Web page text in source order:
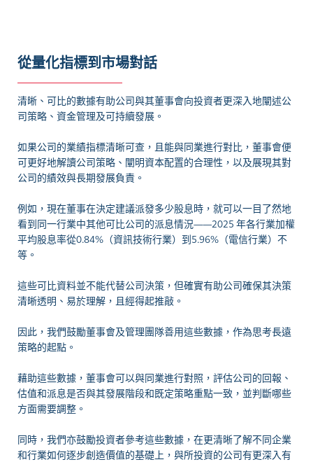
從量化指標到市場對話
清晰、可比的數據有助公司與其董事會向投資者更深入地闡述公
司策略、資金管理及可持續發展。
如果公司的業績指標清晰可查，且能與同業進行對比，董事會便
可更好地解讀公司策略、闡明資本配置的合理性，以及展現其對
公司的績效與長期發展負責。
例如，現在董事在決定建議派發多少股息時，就可以一目了然地
看到同一行業中其他可比公司的派息情況——2025 年各行業加權
平均股息率從0.84%（資訊技術行業）到5.96%（電信行業）不
等。
這些可比資料並不能代替公司決策，但確實有助公司確保其決策
清晰透明、易於理解，且經得起推敲。
因此，我們鼓勵董事會及管理團隊善用這些數據，作為思考長遠
策略的起點。
藉助這些數據，董事會可以與同業進行對照，評估公司的回報、
估值和派息是否與其發展階段和既定策略重點一致，並判斷哪些
方面需要調整。
同時，我們亦鼓勵投資者參考這些數據，在更清晰了解不同企業
和行業如何逐步創造價值的基礎上，與所投資的公司有更深入有